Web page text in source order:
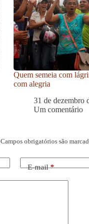
Quem semeia com
com alegria
31 de dezembro
Um comentário
Campos obrigatórios são
E-mail*